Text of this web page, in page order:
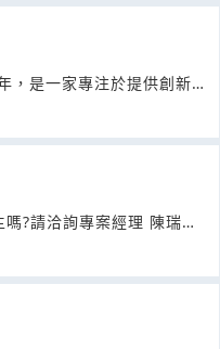
，是一家專注於提供創新、
?請洽詢專案經理 陳瑞明